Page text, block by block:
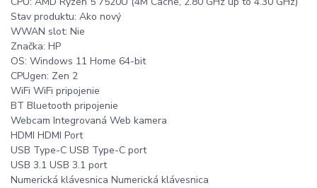
Stav produktu: Ako nový
WWAN slot: Nie
Značka: HP
OS: Windows 11 Home 64-bit
CPUgen: Zen 2
WiFi WiFi pripojenie
BT Bluetooth pripojenie
Webcam Integrovaná Web kamera
HDMI HDMI Port
USB Type-C USB Type-C port
USB 3.1 USB 3.1 port
Numerická klávesnica Numerická klávesnica